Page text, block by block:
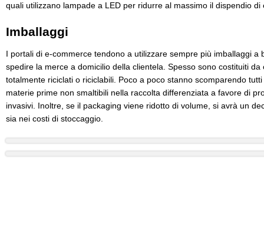
quali utilizzano lampade a LED per ridurre al massimo il dispendio di
Imballaggi
I portali di e-commerce tendono a utilizzare sempre più imballaggi a
spedire la merce a domicilio della clientela. Spesso sono costituiti
totalmente riciclati o riciclabili. Poco a poco stanno scomparendo
materie prime non smaltibili nella raccolta differenziata a favore di
invasivi. Inoltre, se il packaging viene ridotto di volume, si avrà un
sia nei costi di stoccaggio.